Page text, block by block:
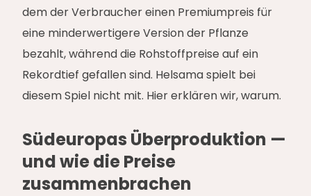
dem der Verbraucher einen Premiumpreis für
eine minderwertigere Version der Pflanze
bezahlt, während die Rohstoffpreise auf ein
Rekordtief gefallen sind. Helsama spielt bei
diesem Spiel nicht mit. Hier erklären wir, warum.
Südeuropas Überproduktion —
und wie die Preise
zusammenbrachen